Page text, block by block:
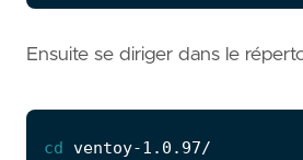
Ensuite se diriger dans le
cd